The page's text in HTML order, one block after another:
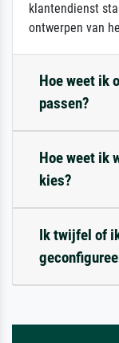
klantendienst
ontwerpen van
Hoe weet ik
passen?
Hoe weet ik
kies?
Ik twijfel of